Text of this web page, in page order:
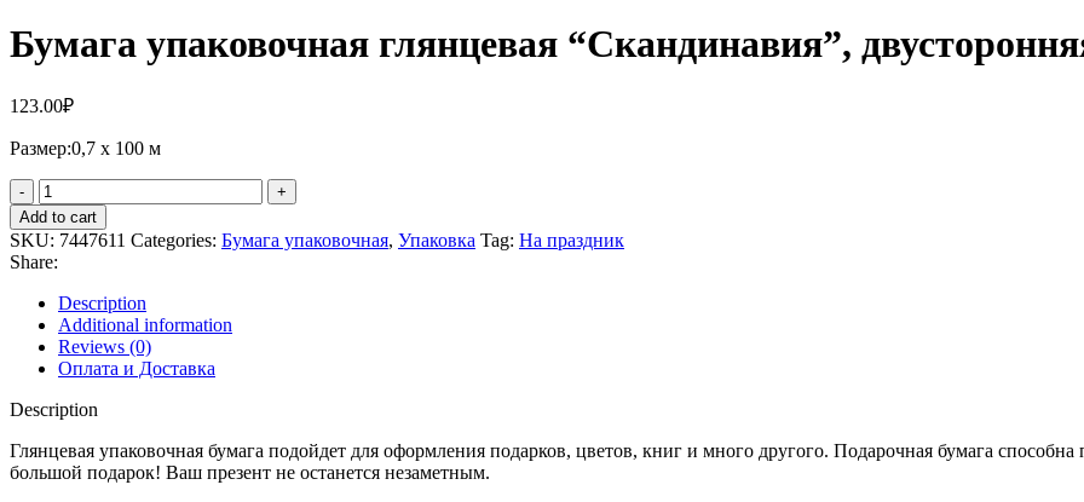
Бумага упаковочная глянцевая “Скандинавия”,
123.00₽
Размер:0,7 х 100 м
Add to cart
SKU: 7447611 Categories: Бумага упаковочная, Упаковка Tag: На праздник
Share:
Description
Additional information
Reviews (0)
Оплата и Доставка
Description
Глянцевая упаковочная бумага подойдет для оформления подарков, цветов, книг и много другого. Подарочная бумага
большой подарок! Ваш презент не останется незаметным.